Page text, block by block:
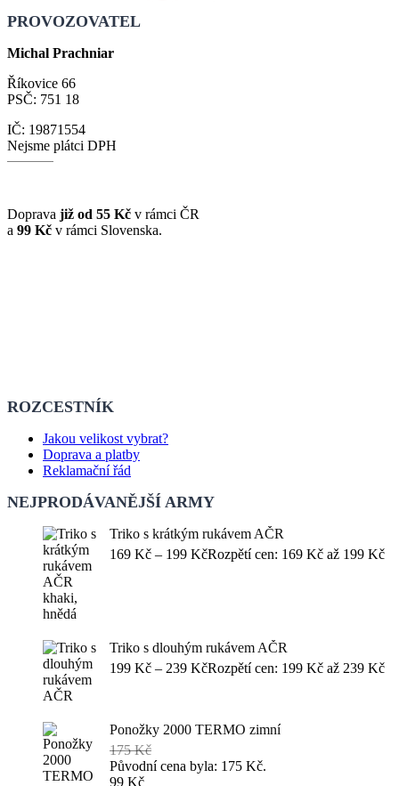
PROVOZOVATEL
Michal Prachniar
Říkovice 66
PSČ: 751 18
IČ: 19871554
Nejsme plátci DPH
Doprava již od 55 Kč v rámci ČR
a 99 Kč v rámci Slovenska.
ROZCESTNÍK
Jakou velikost vybrat?
Doprava a platby
Reklamační řád
NEJPRODÁVANĚJŠÍ ARMY
Triko s krátkým rukávem AČR
169 Kč – 199 KčRozpětí cen: 169 Kč až 199 Kč
Triko s dlouhým rukávem AČR
199 Kč – 239 KčRozpětí cen: 199 Kč až 239 Kč
Ponožky 2000 TERMO zimní
175Kč
Původní cena byla: 175 Kč.
99 Kč